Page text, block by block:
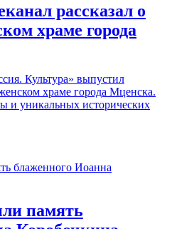
рассказал о
храме города
Культура» выпустил
храме города Мценска.
и уникальных исторических
память